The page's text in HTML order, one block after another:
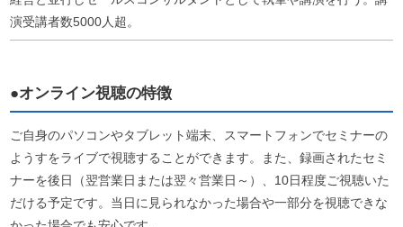
演受講者数5000人超。
●オンライン視聴の特徴
ご自身のパソコンやタブレット端末、スマートフォンでセミナーの
ようすをライブで視聴することができます。また、録画されたセミ
ナーを後日（翌営業日または翌々営業日～）、10日程度ご視聴いた
だける予定です。当日に見られなかった場合や一部分を視聴できな